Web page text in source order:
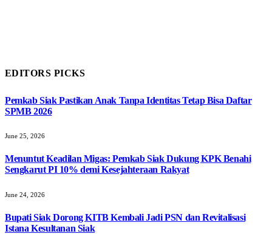
EDITORS PICKS
Pemkab Siak Pastikan Anak Tanpa Identitas Tetap Bisa Daftar
SPMB 2026
June 25, 2026
Menuntut Keadilan Migas: Pemkab Siak Dukung KPK Benahi
Sengkarut PI 10% demi Kesejahteraan Rakyat
June 24, 2026
Bupati Siak Dorong KITB Kembali Jadi PSN dan Revitalisasi
Istana Kesultanan Siak